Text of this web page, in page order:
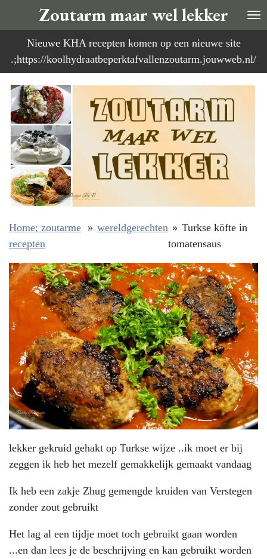
direct
naar
de
Zoutarm maar wel lekker
Nieuwe KHA recepten komen op een nieuwe site
.;https://koolhydraatbeperktafvallenzoutarm.jouwweb.nl/
Home; zoutarme
recepten
» wereldgerechten » Turkse köfte in
tomatensaus
lekker gekruid gehakt op Turkse wijze ..ik moet er bij
zeggen ik heb het mezelf gemakkelijk gemaakt vandaag
Ik heb een zakje Zhug gemengde kruiden van Verstegen
zonder zout gebruikt
Het lag al een tijdje moet toch gebruikt gaan worden
...en dan lees je de beschrijving en kan gebruikt worden